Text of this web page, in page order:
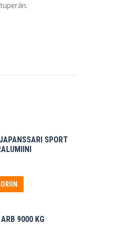
SPORT
9000 KG